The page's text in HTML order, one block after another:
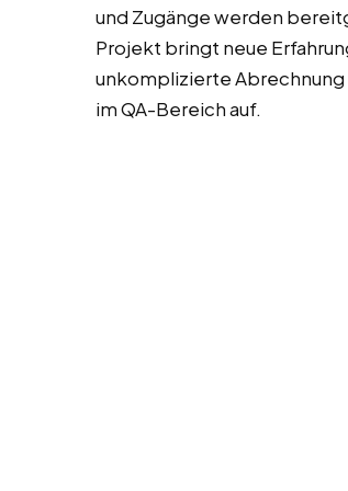
und Zugänge werden
Projekt bringt neue
unkomplizierte Abrechnung
im QA-Bereich auf.